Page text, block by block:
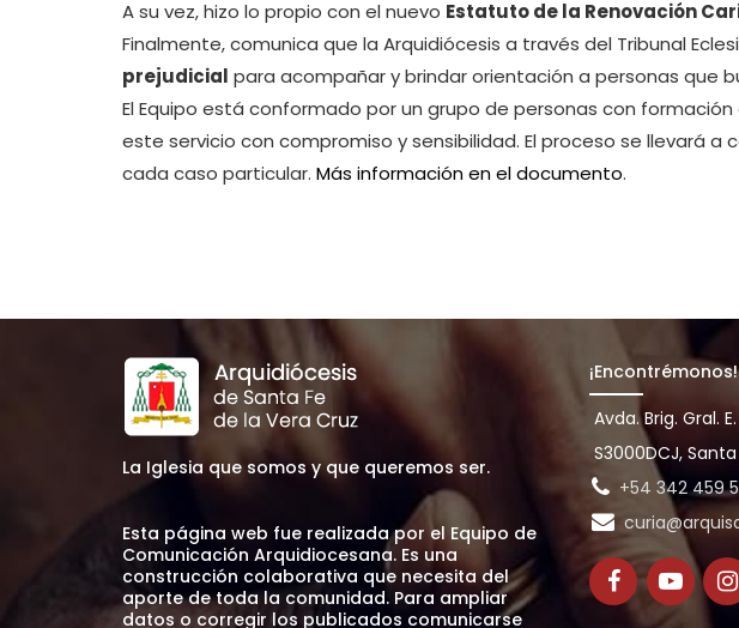
A su vez, hizo lo propio con el nuevo Estatuto de la Renovación
Finalmente, comunica que la Arquidiócesis a través del Tribunal
prejudicial para acompañar y brindar orientación a personas que
El Equipo está conformado por un grupo de personas con
este servicio con compromiso y sensibilidad. El proceso se llevará
cada caso particular. Más información en el documento.
La Iglesia que somos y que queremos ser.
Esta página web fue realizada por el Equipo de
Comunicación Arquidiocesana. Es una
construcción colaborativa que necesita del
aporte de toda la comunidad. Para ampliar
datos o corregir los publicados comunicarse
¡Encontrémonos!
Avda. Brig. Gral.
S3000DCJ,
+54 342 459